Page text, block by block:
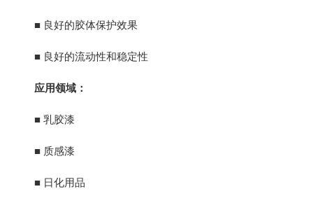
■ 良好的胶体保护效果
■ 良好的流动性和稳定性
应用领域 ：
■ 乳胶漆
■ 质感漆
■ 日化用品